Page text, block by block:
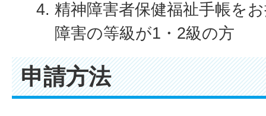
精神障害者保健福祉手帳を
障害の等級が1・2級の方
申請方法